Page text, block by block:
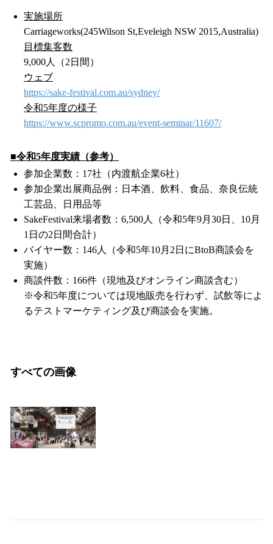
実施場所
Carriageworks(245Wilson St,Eveleigh NSW 2015,Australia)
目標集客数
9,000人（2日間）
ウェブ
https://sake-festival.com.au/sydney/
令和5年度の様子
https://www.scpromo.com.au/event-seminar/11607/
■令和5年度実績（参考）
参加企業数：17社（内渡航企業6社）
参加企業出展商品例：日本酒、飲料、食品、奈良伝統
工芸品、日用品等
SakeFestival来場者数：6,500人（令和5年9月30日、10月
1日の2日間合計）
バイヤー数：146人（令和5年10月2日にBtoB商談会を
実施）
商談件数：166件（現地及びオンライン商談含む）
※令和5年度については現地販売を行わず、試飲等によ
るテストマーケティング及び商談会を実施。
すべての画像